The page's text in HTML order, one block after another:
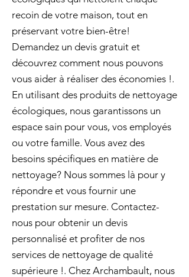
recoin de votre maison, tout en
préservant votre bien-être!
Demandez un devis gratuit et
découvrez comment nous pouvons
vous aider à réaliser des économies !.
En utilisant des produits de nettoyage
écologiques, nous garantissons un
espace sain pour vous, vos employés
ou votre famille. Vous avez des
besoins spécifiques en matière de
nettoyage? Nous sommes là pour y
répondre et vous fournir une
prestation sur mesure. Contactez-
nous pour obtenir un devis
personnalisé et profiter de nos
services de nettoyage de qualité
supérieure !. Chez Archambault, nous